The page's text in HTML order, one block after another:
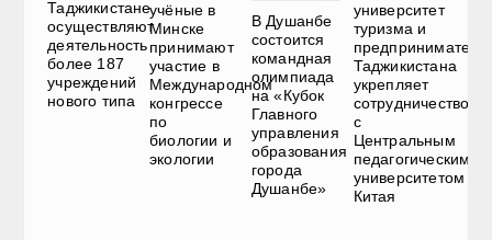
Таджикистане
осуществляют
деятельность
более 187
учреждений
нового типа
учёные в
Минске
принимают
участие в
Международном
конгрессе
по
биологии и
экологии
В Душанбе
состоится
командная
олимпиада
на «Кубок
Главного
управления
образования
города
Душанбе»
университет
туризма и
Таджикистана
укрепляет
сотрудничество
с
Центральным
педагогическим
университетом
Китая